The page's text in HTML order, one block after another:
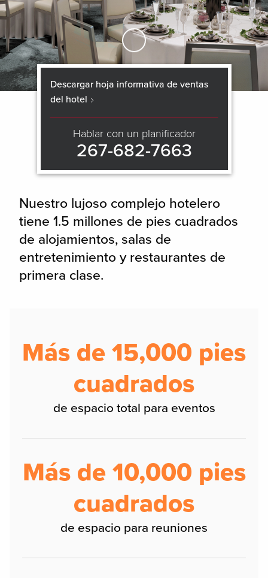
Skip to Main Content
Nuestro lujoso complejo hotelero
tiene 1.5 millones de pies cuadrados
de alojamientos, salas de
entretenimiento y restaurantes de
primera clase.
Descargar hoja informativa de ventas
del hotel
Hablar con un planificador
267-682-7663
Más de 15,000 pies
cuadrados
de espacio total para eventos
Más de 10,000 pies
cuadrados
de espacio para reuniones